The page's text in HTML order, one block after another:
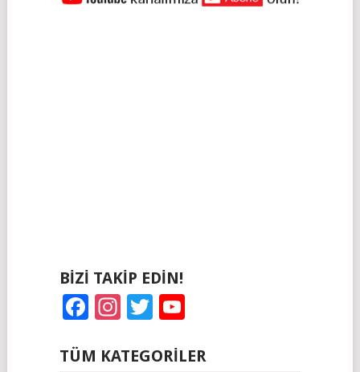
BIZI TAKIP EDIN!
Facebook
Instagram
Twitter
TÜM KATEGORILER